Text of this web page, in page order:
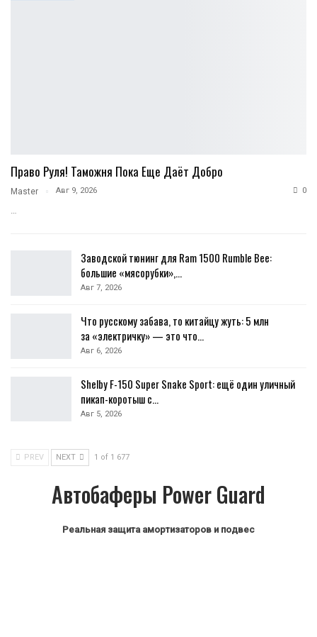
Право Руля! Таможня Пока Еще Даёт Добро
Master Авг 9, 2026 0
…
Заводской тюнинг для Ram 1500 Rumble Bee:
большие «мясорубки»,…
Авг 7, 2026
Что русскому забава, то китайцу жуть: 5 млн
за «электричку» — это что…
Авг 6, 2026
Shelby F-150 Super Snake Sport: ещё один уличный
пикап-коротыш с…
Авг 5, 2026
PREV NEXT 1 of 1 677
Автобаферы Power Guard
Реальная защита амортизаторов и подвес